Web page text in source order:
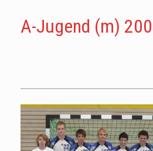
A-Jugend (m)